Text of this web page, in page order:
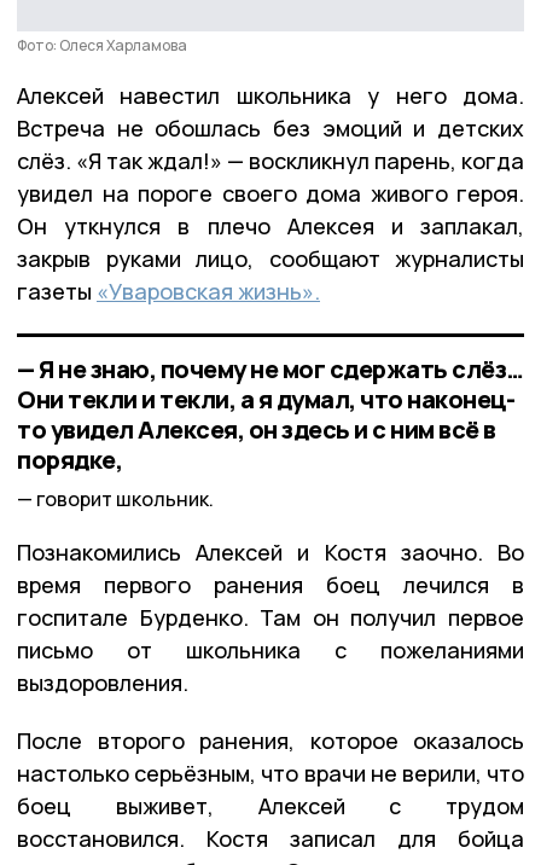
Фото: Олеся Харламова
Алексей навестил школьника у него дома.
Встреча не обошлась без эмоций и детских
слёз. «Я так ждал!» — воскликнул парень, когда
увидел на пороге своего дома живого героя.
Он уткнулся в плечо Алексея и заплакал,
закрыв руками лицо, сообщают журналисты
газеты «Уваровская жизнь».
— Я не знаю, почему не мог сдержать слёз…
Они текли и текли, а я думал, что наконец-
то увидел Алексея, он здесь и с ним всё в
порядке,
говорит школьник.
Познакомились Алексей и Костя заочно. Во
время первого ранения боец лечился в
госпитале Бурденко. Там он получил первое
письмо от школьника с пожеланиями
выздоровления.
После второго ранения, которое оказалось
настолько серьёзным, что врачи не верили, что
боец выживет, Алексей с трудом
восстановился. Костя записал для бойца